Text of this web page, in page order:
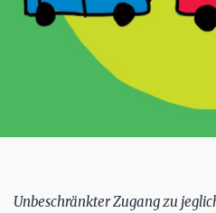
Unbeschränkter Zugang zu